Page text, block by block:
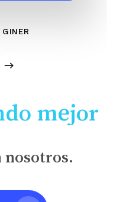
GINER
mejor
nosotros.